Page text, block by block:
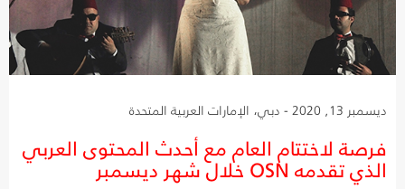
ديسمبر 13, 2020 - دبي، الإمارات العربية المتحدة
فرصة لاختتام العام مع أحدث المحتوى العربي
الذي تقدمه OSN خلال شهر ديسمبر